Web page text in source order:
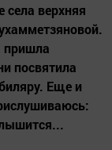
села верхняя
пришла
посвятила
Еще и